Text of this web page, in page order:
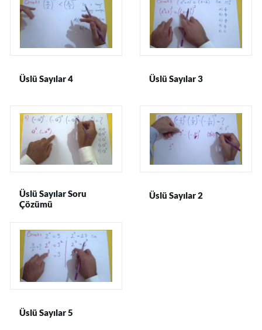
Üslü Sayılar 4 Üslü Sayılar 3
Üslü Sayılar Soru
Çözümü
Üslü Sayılar 2
Üslü Sayılar 5